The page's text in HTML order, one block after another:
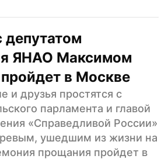
ЯНАО Максимом
в Москве
и друзья простятся с
парламента и главой
«Справедливой России»
ушедшим из жизни на
прощания пройдет в